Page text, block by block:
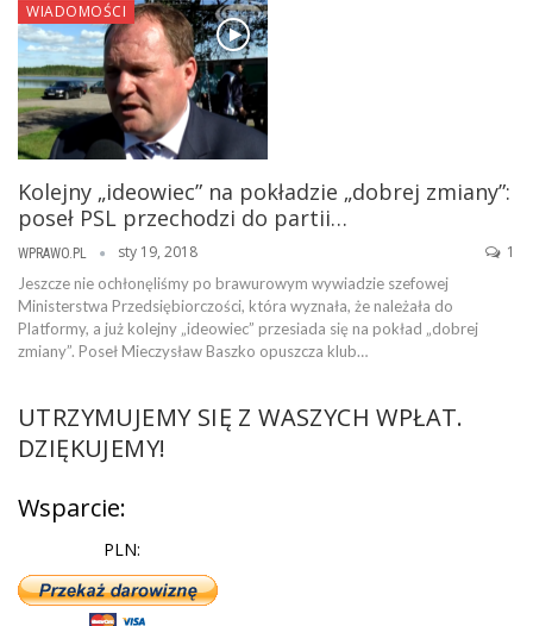
WIADOMOŚCI
Kolejny „ideowiec” na pokładzie „dobrej zmiany”:
poseł PSL przechodzi do partii…
WPRAWO.PL sty 19, 2018 1
Jeszcze nie ochłonęliśmy po brawurowym wywiadzie szefowej
Ministerstwa Przedsiębiorczości, która wyznała, że należała do
Platformy, a już kolejny „ideowiec” przesiada się na pokład „dobrej
zmiany”. Poseł Mieczysław Baszko opuszcza klub…
UTRZYMUJEMY SIĘ Z WASZYCH WPŁAT.
DZIĘKUJEMY!
Wsparcie:
PLN: